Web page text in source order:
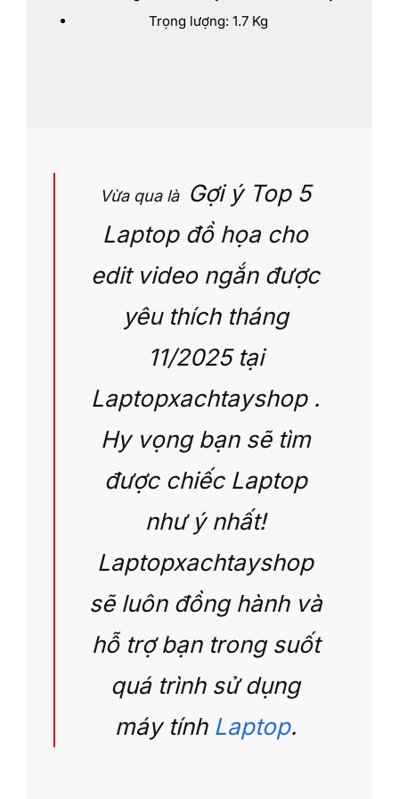
Trọng lượng: 1.7 Kg
Vừa qua là Gợi ý Top 5
Laptop đồ họa cho
edit video ngắn được
yêu thích tháng
11/2025 tại
Laptopxachtayshop .
Hy vọng bạn sẽ tìm
được chiếc Laptop
như ý nhất!
Laptopxachtayshop
sẽ luôn đồng hành và
hỗ trợ bạn trong suốt
quá trình sử dụng
máy tính Laptop.